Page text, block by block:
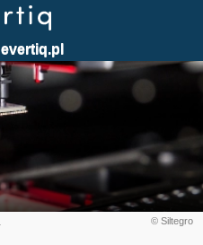
© Siltegro